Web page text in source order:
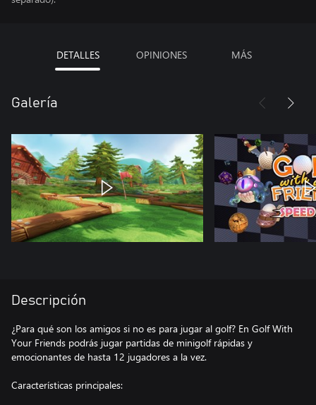
DETALLES OPINIONES MÁS
Galería
Descripción
¿Para qué son los amigos si no es para jugar al golf? En Golf With
Your Friends podrás jugar partidas de minigolf rápidas y
emocionantes de hasta 12 jugadores a la vez.
Características principales: